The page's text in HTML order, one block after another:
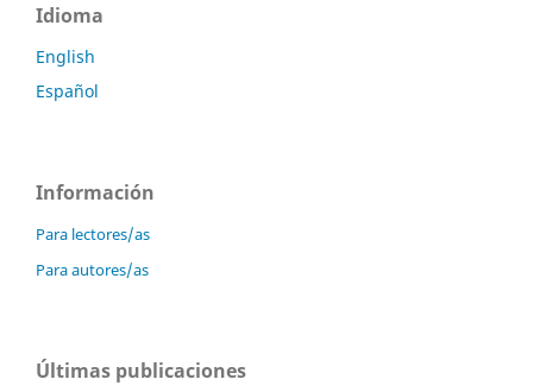
Idioma
English
Español
Información
Para lectores/as
Para autores/as
Últimas publicaciones